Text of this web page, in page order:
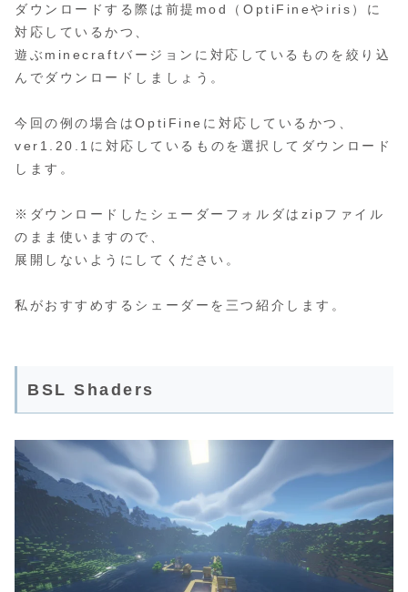
ダウンロードする際は前提mod（OptiFineやiris）に
対応しているかつ、
遊ぶminecraftバージョンに対応しているものを絞り込
んでダウンロードしましょう。
今回の例の場合はOptiFineに対応しているかつ、
ver1.20.1に対応しているものを選択してダウンロード
します。
※ダウンロードしたシェーダーフォルダはzipファイル
のまま使いますので、
展開しないようにしてください。
私がおすすめするシェーダーを三つ紹介します。
BSL Shaders